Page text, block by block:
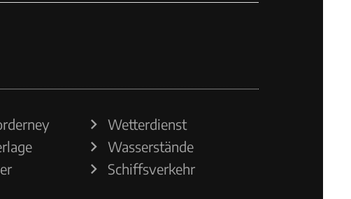
Wetterdienst
Wasserstände
Schiffsverkehr